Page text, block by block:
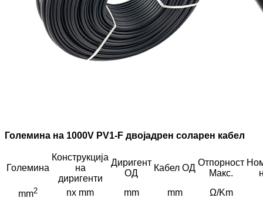
Големина на 1000V PV1-F двојадрен соларен кабел
Големина
Конструкција
на
диригенти
Диригент
ОД
Кабел ОД
Отпорност
Макс.
mm2 nx mm mm mm
Ω/Km